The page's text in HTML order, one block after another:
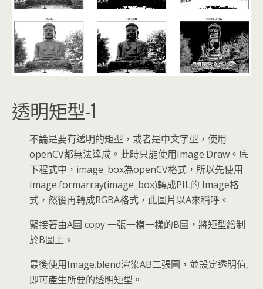
透明矩型-1
不論是要有透明的矩型，或者是中文字型，使用
openCV都無法達成。此時只能使用Image.Draw。底
下程式中，image_box為openCV格式，所以先使用
Image.formarray(image_box)轉成PIL的 Image格
式，然後再轉成RGBA格式，此圖片以A來稱呼。
緊接著由A圖 copy 一張一模一樣的B圖，將矩型繪制
於B圖上。
最後使用Image.blend渲染AB二張圖，並設定透明值,
即可產生所要的透明矩型。